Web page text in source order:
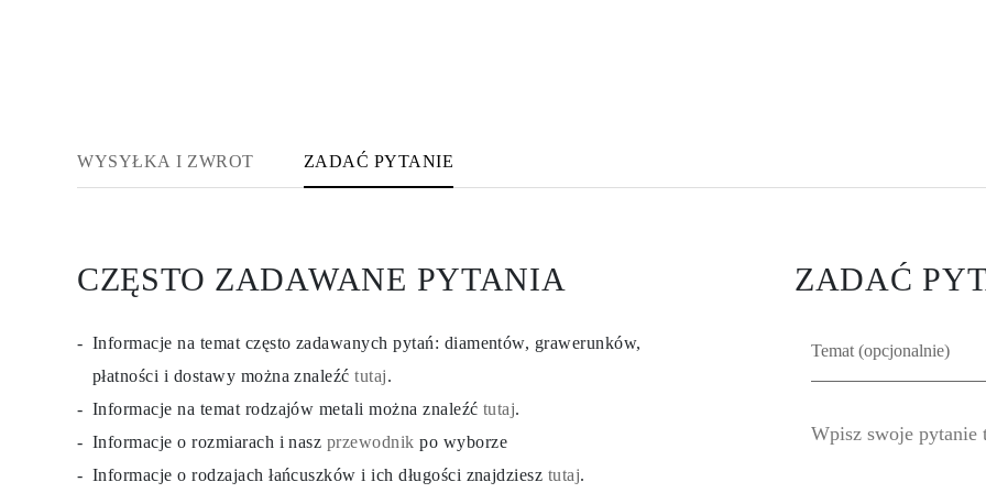
WYSYŁKA I ZWROT ZADAĆ PYTANIE
CZĘSTO ZADAWANE PYTANIA
Informacje na temat często zadawanych pytań: diamentów, grawerunków,
płatności i dostawy można znaleźćtutaj.
Informacje na temat rodzajów metali można znaleźć tutaj.
Informacje o rozmiarach i nasz przewodnik po wyborze
Informacje o rodzajach łańcuszków i ich długości znajdziesz tutaj.
ZADAĆ